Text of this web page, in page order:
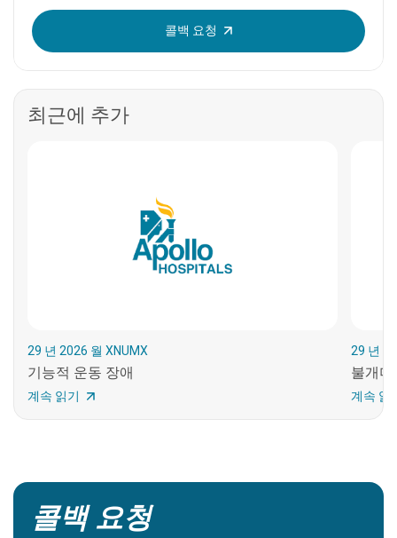
콜백 요청
최근에 추가
29 년 2026 월 XNUMX
기능적 운동 장애
계속 읽기
29 년
불개미
계속 읽
콜백 요청